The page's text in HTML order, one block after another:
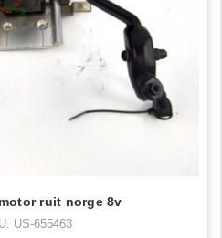
ruit norge 8v
US-655463